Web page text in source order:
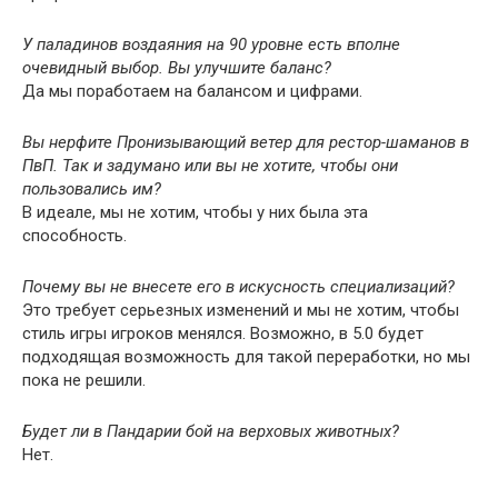
У паладинов воздаяния на 90 уровне есть вполне
очевидный выбор. Вы улучшите баланс?
Да мы поработаем на балансом и цифрами.
Вы нерфите Пронизывающий ветер для рестор-шаманов в
ПвП. Так и задумано или вы не хотите, чтобы они
пользовались им?
В идеале, мы не хотим, чтобы у них была эта
способность.
Почему вы не внесете его в искусность специализаций?
Это требует серьезных изменений и мы не хотим, чтобы
стиль игры игроков менялся. Возможно, в 5.0 будет
подходящая возможность для такой переработки, но мы
пока не решили.
Будет ли в Пандарии бой на верховых животных?
Нет.